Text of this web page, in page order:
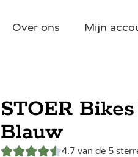
Over ons Mijn
STOER
Blauw
4.7 van de 5